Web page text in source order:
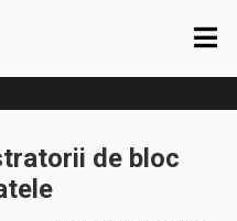
de bloc